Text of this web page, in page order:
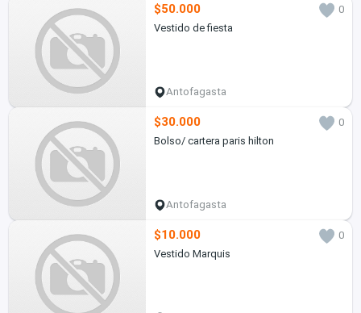
$50.000
0
Vestido de fiesta
Antofagasta
$30.000
0
Bolso/ cartera paris hilton
Antofagasta
$10.000
0
Vestido Marquis